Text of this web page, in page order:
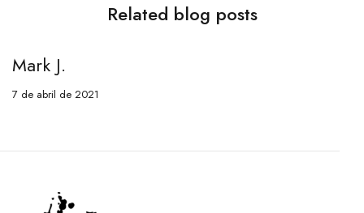
Related blog posts
Mark J.
7 de abril de 2021